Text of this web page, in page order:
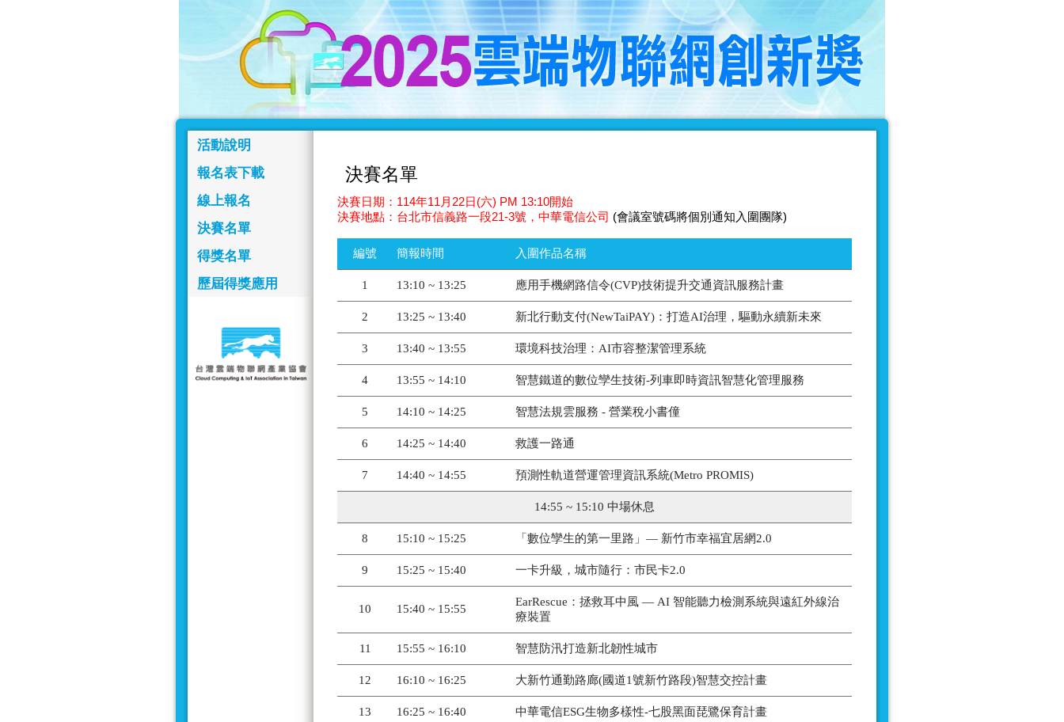
活動說明
報名表下載
線上報名
決賽名單
得獎名單
歷屆得獎應用
決賽名單
決賽日期：114年11月22日(六) PM 13:10開始
決賽地點：台北市信義路一段21-3號，中華電信公司 (會議室號碼將個別通知入圍團隊)
編號 簡報時間 入圍作品名稱
1 13:10 ~ 13:25 應用手機網路信令(CVP)技術提升交通資訊服務計畫
2 13:25 ~ 13:40 新北行動支付(NewTaiPAY)：打造AI治理，驅動永續新未來
3 13:40 ~ 13:55 環境科技治理：AI市容整潔管理系統
4 13:55 ~ 14:10 智慧鐵道的數位孿生技術-列車即時資訊智慧化管理服務
5 14:10 ~ 14:25 智慧法規雲服務 - 營業稅小書僮
6 14:25 ~ 14:40 救護一路通
7 14:40 ~ 14:55 預測性軌道營運管理資訊系統(Metro PROMIS)
14:55 ~ 15:10 中場休息
8 15:10 ~ 15:25 「數位孿生的第一里路」— 新竹市幸福宜居網2.0
9 15:25 ~ 15:40 一卡升級，城市隨行：市民卡2.0
10 15:40 ~ 15:55
EarRescue：拯救耳中風 — AI 智能聽力檢測系統與遠紅外線治
療裝置
11 15:55 ~ 16:10 智慧防汛打造新北韌性城市
12 16:10 ~ 16:25 大新竹通勤路廊(國道1號新竹路段)智慧交控計畫
13 16:25 ~ 16:40 中華電信ESG生物多樣性-七股黑面琵鷺保育計畫